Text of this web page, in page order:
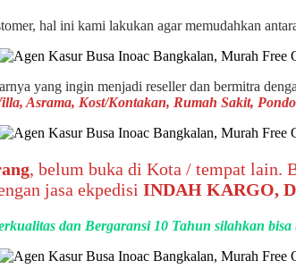
hal ini kami lakukan agar memudahkan
yang ingin menjadi reseller dan bermitra
Asrama, Kost/Kontakan, Rumah Sakit,
, belum buka di Kota / tempat lain.
jasa ekpedisi INDAH KARGO,
dan Bergaransi 10 Tahun silahkan